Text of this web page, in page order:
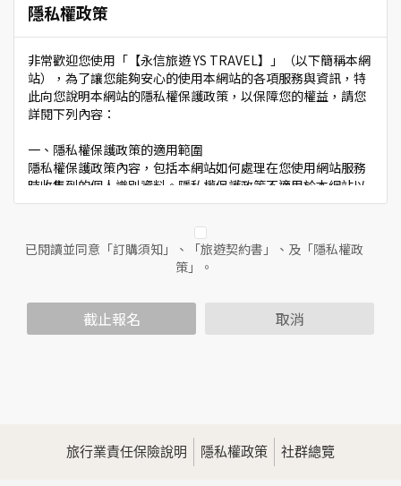
隱私權政策
非常歡迎您使用「【永信旅遊 YS TRAVEL】」（以下簡稱本網
站），為了讓您能夠安心的使用本網站的各項服務與資訊，特
此向您說明本網站的隱私權保護政策，以保障您的權益，請您
詳閱下列內容：
一、隱私權保護政策的適用範圍
隱私權保護政策內容，包括本網站如何處理在您使用網站服務
時收集到的個人識別資料。隱私權保護政策不適用於本網站以
外的相關連結網站，也不適用於非本網站所委託或參與管理的
二、個人資料的蒐集、處理及利用方式
當您造訪本網站或使用本網站所提供之功能服務時，我們將視
範圍內處理及利用您的個人資料；非經您書面同意，本網站不
會將個人資料用於其他用途。
為提供精確的服務，我們會將收集的問卷調查內容進行統計與
分析，分析結果之統計數據或說明文字呈現，除供內部研究
已閱讀並同意「訂購須知」、「旅遊契約書」、及「隱私權政
策」。
截止報名 取消
旅行業責任保險說明 隱私權政策 社群總覽